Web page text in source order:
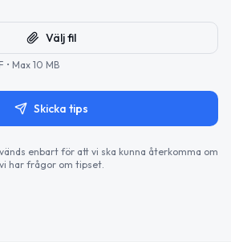
Välj fil
• Max 10 MB
Skicka tips
enbart för att vi ska kunna återkomma om
vi har frågor om tipset.